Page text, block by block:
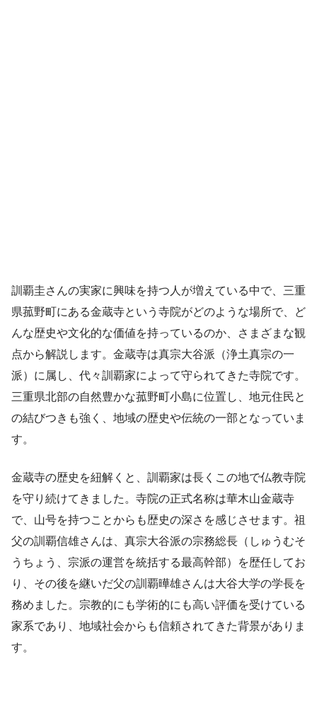
訓覇圭さんの実家に興味を持つ人が増えている中で、三重
県菰野町にある金蔵寺という寺院がどのような場所で、ど
んな歴史や文化的な価値を持っているのか、さまざまな観
点から解説します。金蔵寺は真宗大谷派（浄土真宗の一
派）に属し、代々訓覇家によって守られてきた寺院です。
三重県北部の自然豊かな菰野町小島に位置し、地元住民と
の結びつきも強く、地域の歴史や伝統の一部となっていま
す。
金蔵寺の歴史を紐解くと、訓覇家は長くこの地で仏教寺院
を守り続けてきました。寺院の正式名称は華木山金蔵寺
で、山号を持つことからも歴史の深さを感じさせます。祖
父の訓覇信雄さんは、真宗大谷派の宗務総長（しゅうむそ
うちょう、宗派の運営を統括する最高幹部）を歴任してお
り、その後を継いだ父の訓覇曄雄さんは大谷大学の学長を
務めました。宗教的にも学術的にも高い評価を受けている
家系であり、地域社会からも信頼されてきた背景がありま
す。